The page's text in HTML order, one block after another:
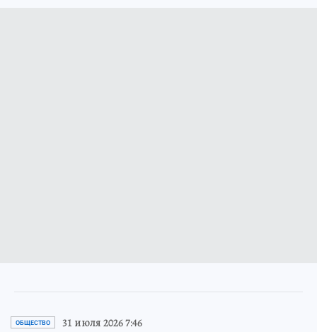
ОБЩЕСТВО 31 июля 2026 7:46